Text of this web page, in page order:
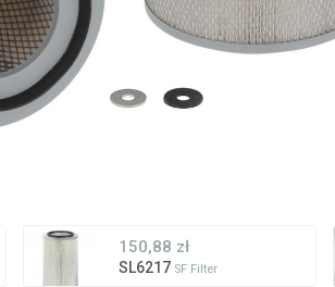
150,88 zł
SL6217 SF Filter